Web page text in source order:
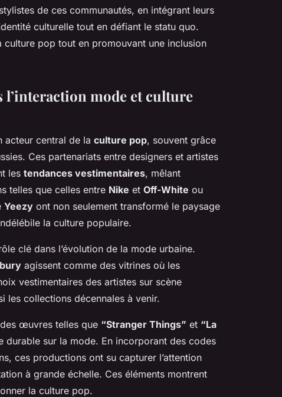
de ces communautés, en intégrant leurs
culturelle tout en défiant le statu quo.
pop tout en promouvant une inclusion
l’interaction mode et culture
acteur central de la culture pop, souvent grâce
Ces partenariats entre designers et artistes
les tendances vestimentaires, mêlant
telles que celles entre Nike et Off-White ou
Yeezy ont non seulement transformé le paysage
la culture populaire.
clé dans l’évolution de la mode urbaine.
agissent comme des vitrines où les
vestimentaires des artistes sur scène
les collections décennales à venir.
œuvres telles que “Stranger Things” et “La
durable sur la mode. En incorporant des codes
ces productions ont su capturer l’attention
à grande échelle. Ces éléments montrent
la culture pop.